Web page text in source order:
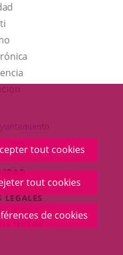
tout cookies
tout cookies
de cookies
Este
enlace
se
ventana
nueva.
ENLACE
UNA
APLICACIÓN
ENLACE
A
UNA
APLICACIÓN
EXTERNA.
LEGALES
DATOS